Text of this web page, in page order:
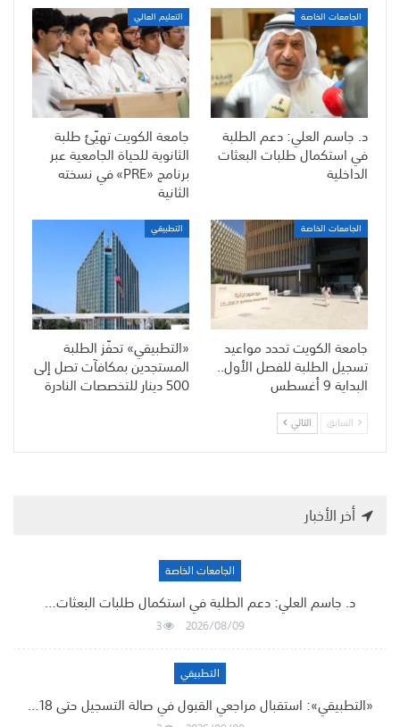
الجامعات الخاصة
د. جاسم العلي: دعم الطلبة
في استكمال طلبات البعثات
الداخلية
التعليم العالي
جامعة الكويت تهيّئ طلبة
الثانوية للحياة الجامعية عبر
برنامج «PRE» في نسخته
الثانية
الجامعات الخاصة
جامعة الكويت تحدد مواعيد
تسجيل الطلبة للفصل الأول..
البداية 9 أغسطس
التطبيقي
«التطبيقي» تحفّز الطلبة
المستجدين بمكافآت تصل إلى
500 دينار للتخصصات النادرة
السابق التالي
أخر الأخبار
الجامعات الخاصة
د. جاسم العلي: دعم الطلبة في استكمال طلبات البعثات…
2026/08/09
3
التطبيقي
«التطبيقي»: استقبال مراجعي القبول في صالة التسجيل حتى 18…